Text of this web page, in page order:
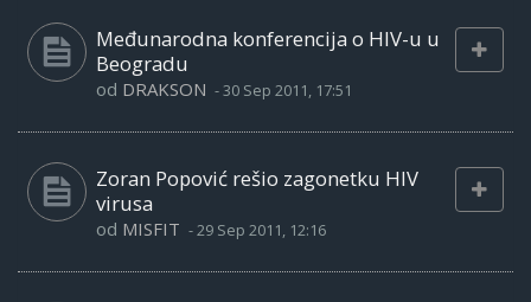
Međunarodna konferencija o HIV-u u
Beogradu
od DRAKSON -30 Sep 2011, 17:51
Zoran Popović rešio zagonetku HIV
virusa
od MISFIT -29 Sep 2011, 12:16